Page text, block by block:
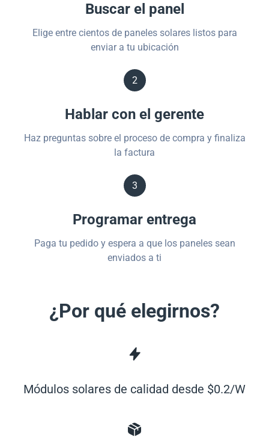
Buscar el panel
Elige entre cientos de paneles solares listos para
enviar a tu ubicación
2
Hablar con el gerente
Haz preguntas sobre el proceso de compra y finaliza
la factura
3
Programar entrega
Paga tu pedido y espera a que los paneles sean
enviados a ti
¿Por qué elegirnos?
Módulos solares de calidad desde $0.2/W